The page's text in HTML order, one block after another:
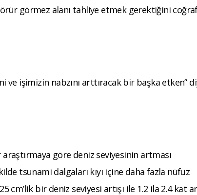
görmez alanı tahliye etmek gerektiğini
işimizin nabzını arttıracak bir başka etken”
araştırmaya göre deniz seviyesinin artması
tsunami dalgaları kıyı içine daha fazla nüfuz
bir deniz seviyesi artışı ile 1.2 ila 2.4 kat